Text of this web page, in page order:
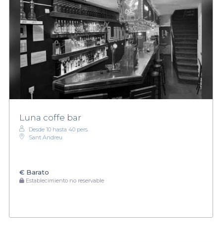
Luna coffe bar
Desde 10 hasta 40 pers.
Sant Andreu
€ Barato
Establecimiento no reservable